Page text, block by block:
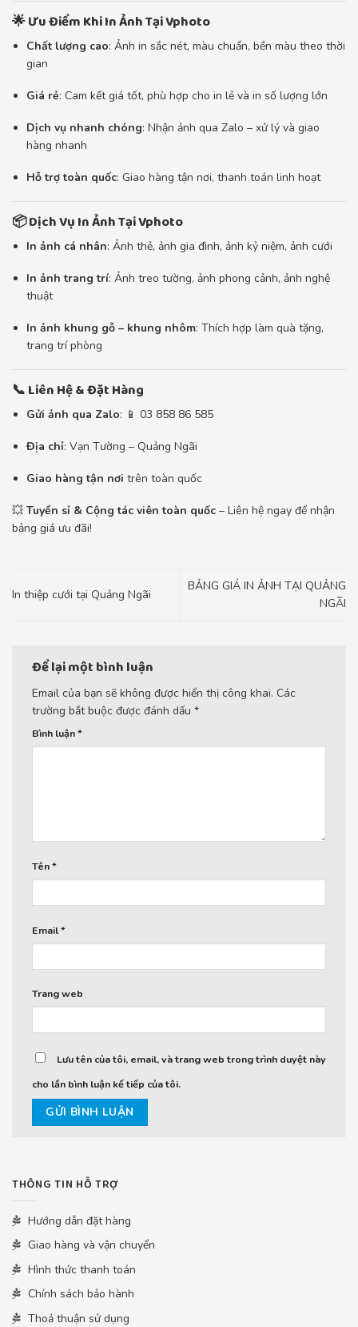
🌟 Ưu Điểm Khi In Ảnh Tại Vphoto
Chất lượng cao: Ảnh in sắc nét, màu chuẩn, bền màu theo thời
gian
Giá rẻ: Cam kết giá tốt, phù hợp cho in lẻ và in số lượng lớn
Dịch vụ nhanh chóng: Nhận ảnh qua Zalo – xử lý và giao
hàng nhanh
Hỗ trợ toàn quốc: Giao hàng tận nơi, thanh toán linh hoạt
📦 Dịch Vụ In Ảnh Tại Vphoto
In ảnh cá nhân: Ảnh thẻ, ảnh gia đình, ảnh kỷ niệm, ảnh cưới
In ảnh trang trí: Ảnh treo tường, ảnh phong cảnh, ảnh nghệ
thuật
In ảnh khung gỗ – khung nhôm: Thích hợp làm quà tặng,
trang trí phòng
📞 Liên Hệ & Đặt Hàng
Gửi ảnh qua Zalo: 📱 03 858 86 585
Địa chỉ: Vạn Tường – Quảng Ngãi
Giao hàng tận nơi trên toàn quốc
💥 Tuyển sỉ & Cộng tác viên toàn quốc – Liên hệ ngay để nhận
bảng giá ưu đãi!
In thiệp cưới tại Quảng Ngãi
BẢNG GIÁ IN ẢNH TẠI QUẢNG
NGÃI
Để lại một bình luận
Email của bạn sẽ không được hiển thị công khai. Các
trường bắt buộc được đánh dấu *
Bình luận*
Tên*
Email*
Trang web
Lưu tên của tôi, email, và trang web trong trình duyệt này
cho lần bình luận kế tiếp của tôi.
THÔNG TIN HỖ TRỢ
Hướng dẫn đặt hàng
Giao hàng và vận chuyển
Hình thức thanh toán
Chính sách bảo hành
Thoả thuận sử dụng